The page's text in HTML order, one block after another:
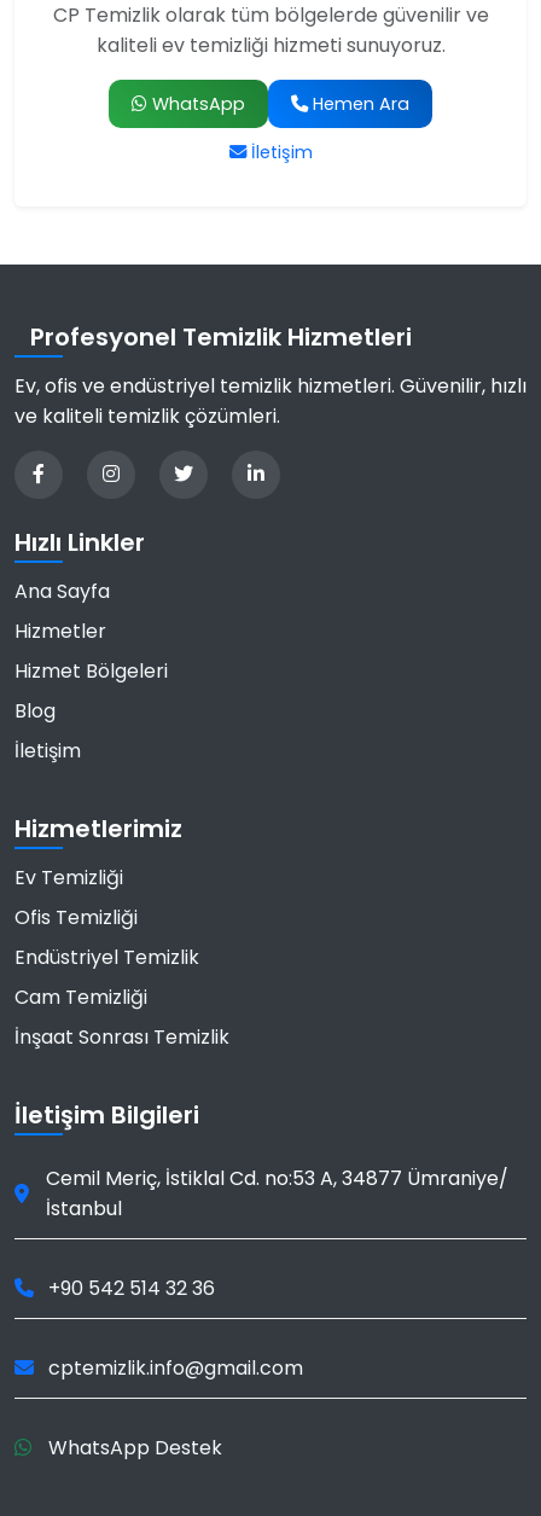
CP Temizlik olarak tüm bölgelerde güvenilir ve
kaliteli ev temizliği hizmeti sunuyoruz.
WhatsApp Hemen Ara
İletişim
Profesyonel Temizlik Hizmetleri
Ev, ofis ve endüstriyel temizlik hizmetleri. Güvenilir, hızlı
ve kaliteli temizlik çözümleri.
Hızlı Linkler
Ana Sayfa
Hizmetler
Hizmet Bölgeleri
Blog
İletişim
Hizmetlerimiz
Ev Temizliği
Ofis Temizliği
Endüstriyel Temizlik
Cam Temizliği
İnşaat Sonrası Temizlik
İletişim Bilgileri
Cemil Meriç, İstiklal Cd. no:53 A,34877 Ümraniye/
İstanbul
+90 542 514 32 36
cptemizlik.info@gmail.com
WhatsApp Destek